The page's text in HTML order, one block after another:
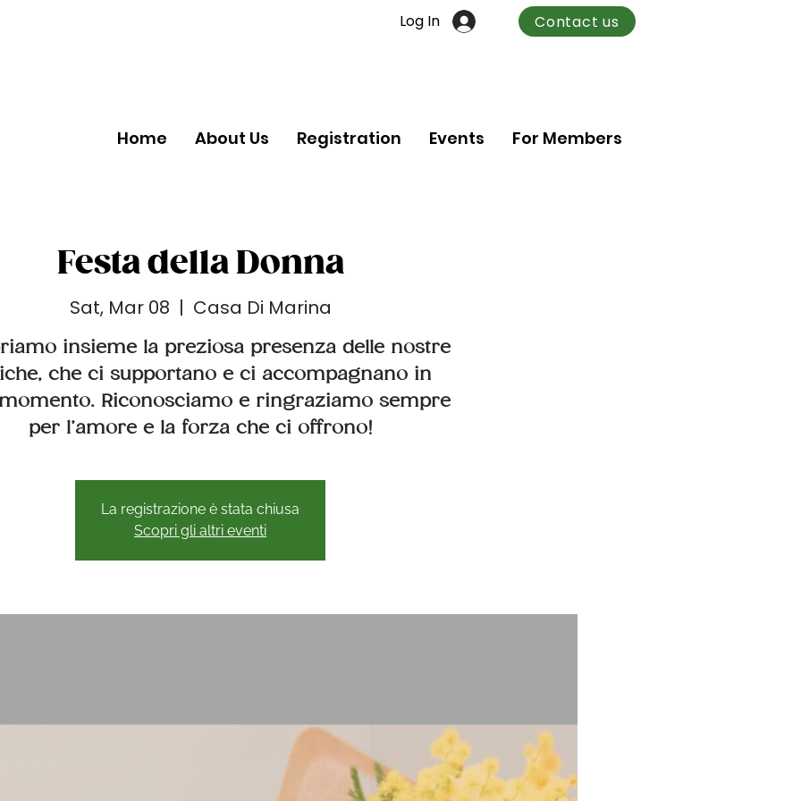
Log In Contact us
Home About Us Registration Events For Members
Festa della Donna
Sat, Mar 08
  |
Casa Di Marina
insieme la preziosa presenza delle nostre
che ci supportano e ci accompagnano in
Riconosciamo e ringraziamo sempre
per l’amore e la forza che ci offrono!
La registrazione è stata chiusa
Scopri gli altri eventi